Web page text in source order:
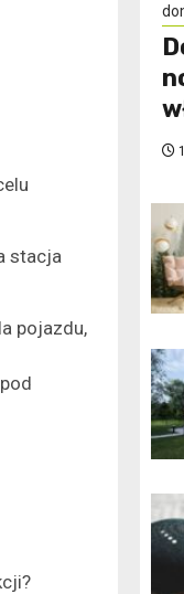
stacja
pojazdu,